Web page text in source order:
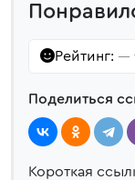
Рейтинг: —
Поделиться
Короткая